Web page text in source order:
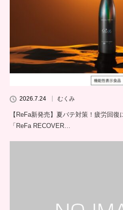
2026.7.24 むくみ
【ReFa新発売】夏バテ対策！疲労回
「ReFa RECOVER…